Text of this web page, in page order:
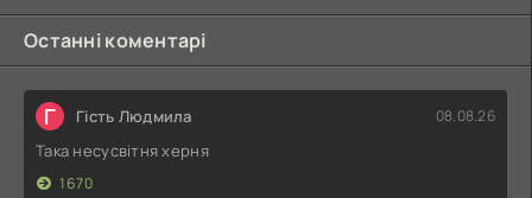
Останні коментарі
Г Гість Людмила 08.08.26
Така несусвітня херня
1670